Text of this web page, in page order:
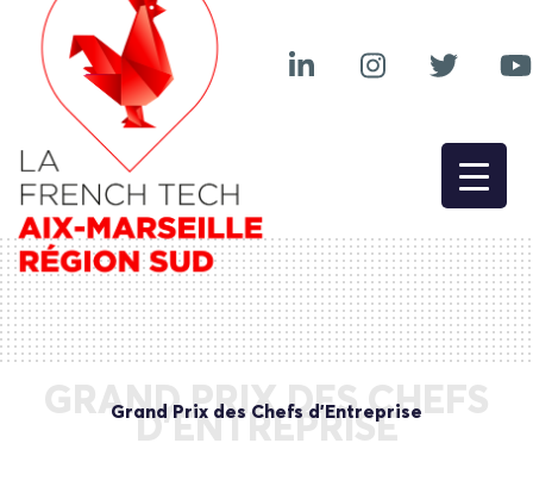
GRAND PRIX DES CHEFS
D’ENTREPRISE
Grand Prix des Chefs d’Entreprise